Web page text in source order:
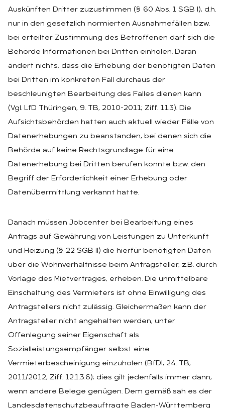
Auskünften Dritter zuzustimmen (§ 60 Abs. 1 SGB I), d.h.
nur in den gesetzlich normierten Ausnahmefällen bzw.
bei erteilter Zustimmung des Betroffenen darf sich die
Behörde Informationen bei Dritten einholen. Daran
ändert nichts, dass die Erhebung der benötigten Daten
bei Dritten im konkreten Fall durchaus der
beschleunigten Bearbeitung des Falles dienen kann
(Vgl. LfD Thüringen, 9. TB, 2010-2011; Ziff. 11.3). Die
Aufsichtsbehörden hatten auch aktuell wieder Fälle von
Datenerhebungen zu beanstanden, bei denen sich die
Behörde auf keine Rechtsgrundlage für eine
Datenerhebung bei Dritten berufen konnte bzw. den
Begriff der Erforderlichkeit einer Erhebung oder
Datenübermittlung verkannt hatte.
Danach müssen Jobcenter bei Bearbeitung eines
Antrags auf Gewährung von Leistungen zu Unterkunft
und Heizung (§ 22 SGB II) die hierfür benötigten Daten
über die Wohnverhältnisse beim Antragsteller, z.B. durch
Vorlage des Mietvertrages, erheben. Die unmittelbare
Einschaltung des Vermieters ist ohne Einwilligung des
Antragstellers nicht zulässig. Gleichermaßen kann der
Antragsteller nicht angehalten werden, unter
Offenlegung seiner Eigenschaft als
Sozialleistungsempfänger selbst eine
Vermieterbescheinigung einzuholen (BfDI, 24. TB,
2011/2012, Ziff. 12.1.3.6); dies gilt jedenfalls immer dann,
wenn andere Belege genügen. Dem gemäß sah es der
Landesdatenschutzbeauftragte Baden-Württemberg